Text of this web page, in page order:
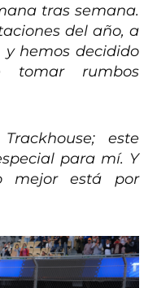
tras semana.
del año, a
y hemos decidido
tomar rumbos
este
para mí. Y
mejor está por